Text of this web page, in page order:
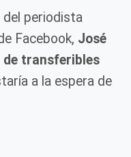
del periodista
Facebook, José
de transferibles
a la espera de